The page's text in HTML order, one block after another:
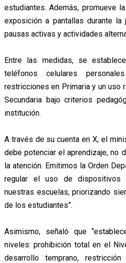
estudiantes. Además, promueve
exposición a pantallas durante la
pausas activas y actividades
Entre las medidas, se
teléfonos celulares
restricciones en Primaria y un uso
Secundaria bajo criterios
institución.
A través de su cuenta en X, el
debe potenciar el aprendizaje, no
la atención. Emitimos la Orden
regular el uso de dispositivos
nuestras escuelas, priorizando
de los estudiantes”.
Asimismo, señaló que
niveles: prohibición total en el
desarrollo temprano,